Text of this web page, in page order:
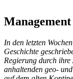
In den letzten
Geschichte
Regierung durch
anhaltenden geo-